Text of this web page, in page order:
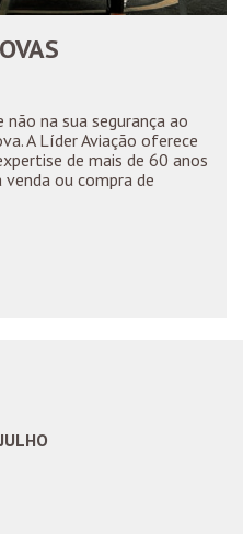
na sua segurança ao
A Líder Aviação oferece
de mais de 60 anos
ou compra de